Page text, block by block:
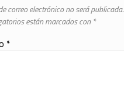
correo electrónico no será publicada.
están marcados con *
*